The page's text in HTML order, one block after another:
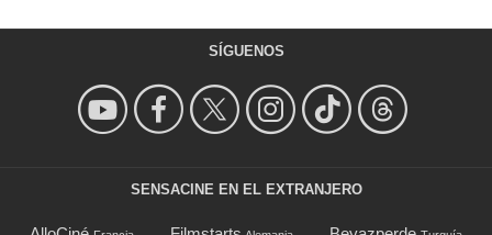
SÍGUENOS
SENSACINE EN EL EXTRANJERO